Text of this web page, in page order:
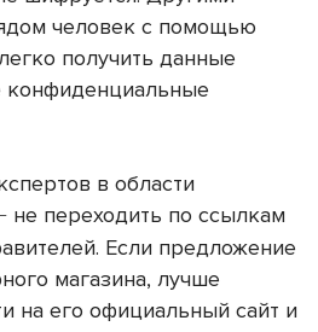
человек с помощью
получить данные
конфиденциальные
в области
не переходить по ссылкам
Если предложение
магазина, лучше
на его официальный сайт и